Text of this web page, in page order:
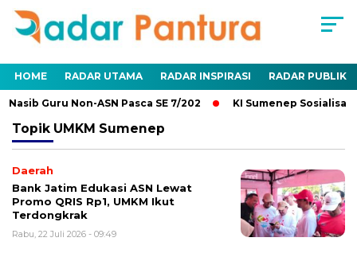
HOME RADAR UTAMA RADAR INSPIRASI RADAR PUBLIK
Guru Non-ASN Pasca SE 7/202 KI Sumenep
Topik UMKM Sumenep
Daerah
Bank Jatim Edukasi ASN Lewat
Promo QRIS Rp1, UMKM Ikut
Terdongkrak
Rabu, 22 Juli 2026 - 09:49